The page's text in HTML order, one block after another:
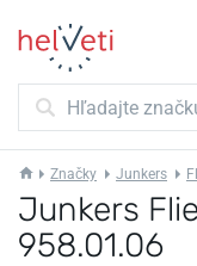
Značky Junkers
Junkers
958.01.06